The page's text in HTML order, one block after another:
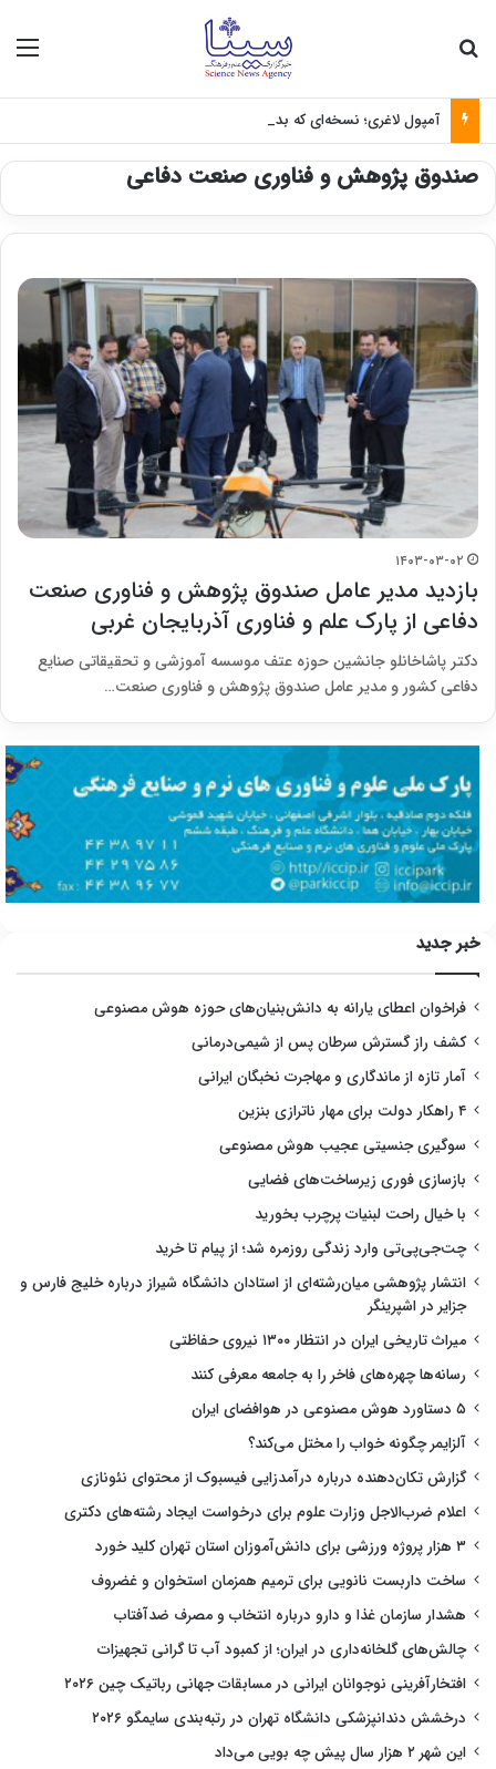
آمپول لاغری؛ نسخه‌ای که بدون تغذیه خطرناک می‌شود
صندوق پژوهش و فناوری صنعت دفاعی
۱۴۰۳-۰۳-۰۲
بازدید مدیر عامل صندوق پژوهش و فناوری صنعت
دفاعی از پارک علم و فناوری آذربایجان غربی
دکتر پاشاخانلو جانشین حوزه عتف موسسه آموزشی و تحقیقاتی صنایع
دفاعی کشور و مدیر عامل صندوق پژوهش و فناوری صنعت…
خبر جدید
فراخوان اعطای یارانه به دانش‌بنیان‌های حوزه هوش مصنوعی
کشف راز گسترش سرطان پس از شیمی‌درمانی
آمار تازه از ماندگاری و مهاجرت نخبگان ایرانی
۴ راهکار دولت برای مهار ناترازی بنزین
سوگیری جنسیتی عجیب هوش مصنوعی
بازسازی فوری زیرساخت‌های فضایی
با خیال راحت لبنیات پرچرب بخورید
چت‌جی‌پی‌تی وارد زندگی روزمره شد؛ از پیام تا خرید
انتشار پژوهشی میان‌رشته‌ای از استادان دانشگاه شیراز درباره خلیج فارس و
جزایر در اشپرینگر
میراث تاریخی ایران در انتظار ۱۳۰۰ نیروی حفاظتی
رسانه‌ها چهره‌های فاخر را به جامعه معرفی کنند
۵ دستاورد هوش مصنوعی در هوافضای ایران
آلزایمر چگونه خواب را مختل می‌کند؟
گزارش تکان‌دهنده درباره درآمدزایی فیسبوک از محتوای نئونازی
اعلام ضرب‌الاجل وزارت علوم برای درخواست ایجاد رشته‌های دکتری
۳ هزار پروژه ورزشی برای دانش‌آموزان استان تهران کلید خورد
ساخت داربست نانویی برای ترمیم همزمان استخوان و غضروف
هشدار سازمان غذا و دارو درباره انتخاب و مصرف ضدآفتاب
چالش‌های گلخانه‌داری در ایران؛ از کمبود آب تا گرانی تجهیزات
افتخارآفرینی نوجوانان ایرانی در مسابقات جهانی رباتیک چین ۲۰۲۶
درخشش دندانپزشکی دانشگاه تهران در رتبه‌بندی سایمگو ۲۰۲۶
این شهر ۲ هزار سال پیش چه بویی می‌داد